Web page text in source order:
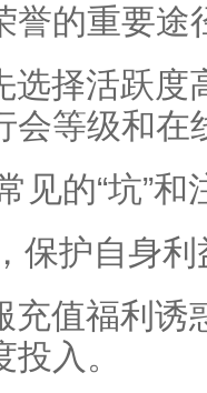
誉的重要途
选择活跃度
会等级和在
见的“坑”和
保护自身利
充值福利诱
入。